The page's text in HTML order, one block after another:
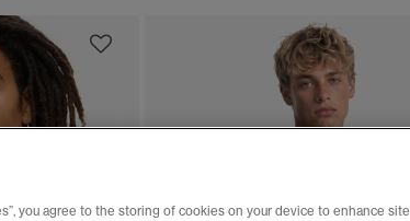
you agree to the storing of cookies on your device to enhance site